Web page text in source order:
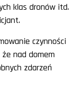
klas dronów itd.
czynności
nad domem
zdarzeń